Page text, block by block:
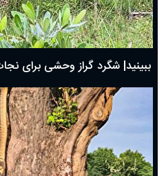
ببینید| شگرد گراز وحشی برای